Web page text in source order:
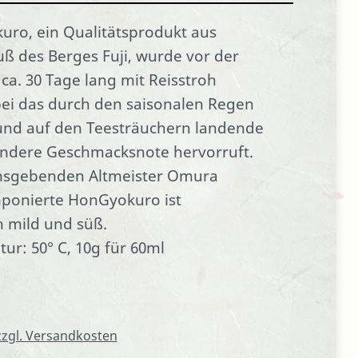
ein Qualitätsprodukt aus
des Berges Fuji, wurde vor der
30 Tage lang mit Reisstroh
das durch den saisonalen Regen
auf den Teesträuchern landende
Geschmacksnote hervorruft.
Altmeister Omura
HonGyokuro ist
mild und süß.
50° C, 10g für 60ml
Versandkosten